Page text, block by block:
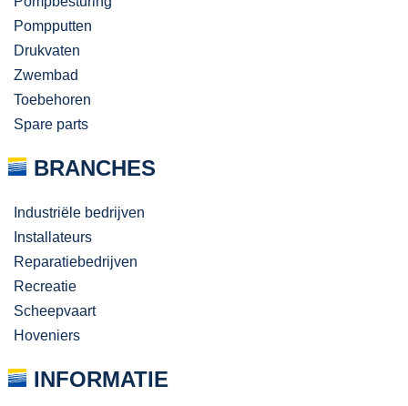
Pompputten
Drukvaten
Zwembad
Toebehoren
Spare parts
BRANCHES
Industriële bedrijven
Installateurs
Reparatiebedrijven
Recreatie
Scheepvaart
Hoveniers
INFORMATIE